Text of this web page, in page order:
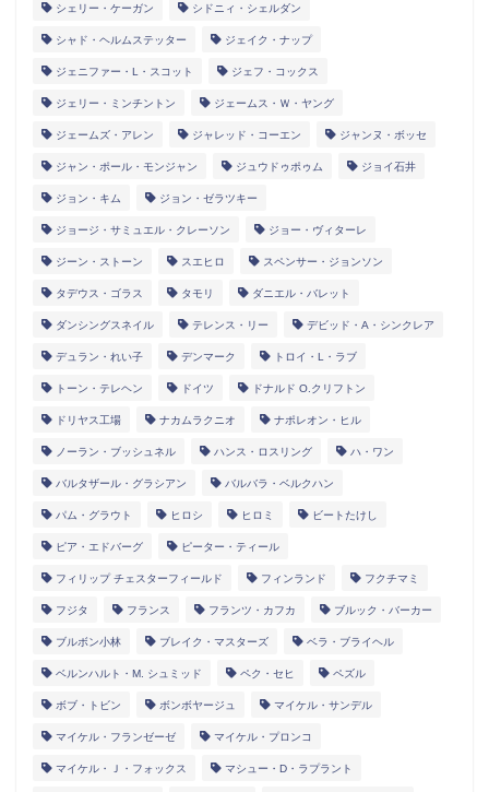
シェリー・ケーガン シドニィ・シェルダン
シャド・ヘルムステッター ジェイク・ナップ
ジェニファー・L・スコット ジェフ・コックス
ジェリー・ミンチントン ジェームス・Ｗ・ヤング
ジェームズ・アレン ジャレッド・コーエン ジャンヌ・ボッセ
ジャン・ポール・モンジャン ジュウドゥポゥム ジョイ石井
ジョン・キム ジョン・ゼラツキー
ジョージ・サミュエル・クレーソン ジョー・ヴィターレ
ジーン・ストーン スエヒロ スペンサー・ジョンソン
タデウス・ゴラス タモリ ダニエル・バレット
ダンシングスネイル テレンス・リー デビッド・A・シンクレア
デュラン・れい子 デンマーク トロイ・L・ラブ
トーン・テレヘン ドイツ ドナルド O.クリフトン
ドリヤス工場 ナカムラクニオ ナポレオン・ヒル
ノーラン・ブッシュネル ハンス・ロスリング ハ・ワン
バルタザール・グラシアン バルバラ・ベルクハン
パム・グラウト ヒロシ ヒロミ ビートたけし
ピア・エドバーグ ピーター・ティール
フィリップ チェスターフィールド フィンランド フクチマミ
フジタ フランス フランツ・カフカ ブルック・バーカー
ブルボン小林 ブレイク・マスターズ ベラ・ブライヘル
ベルンハルト・M. シュミッド ペク・セヒ ペズル
ボブ・トビン ボンボヤージュ マイケル・サンデル
マイケル・フランゼーゼ マイケル・プロンコ
マイケル・Ｊ・フォックス マシュー・D・ラプラント